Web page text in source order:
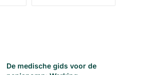
De medische gids voor de